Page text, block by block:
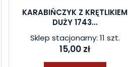
KARABIŃCZYK Z KRĘTLIKIEM
DUŻY 1743...
Sklep stacjonarny: 11 szt.
15,00 zł